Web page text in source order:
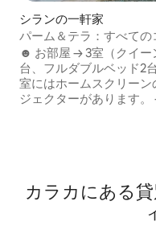
シランの一軒家
パーム＆テラ：すべての
ドを演出する場所〜
☻ お部屋 → 3室（クイー
台、フルダブルベッド2
室にはホームスクリーン
ジェクターがあります。
屋外ラウンジエリア ☻ 屋外エリア → ピッ
クルボールコート（プロ
んが、ディンキングに適
カラカにある